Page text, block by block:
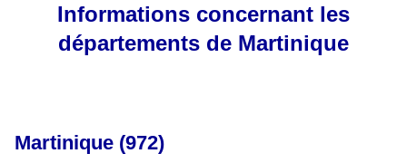
Informations concernant les
départements de Martinique
Martinique (972)